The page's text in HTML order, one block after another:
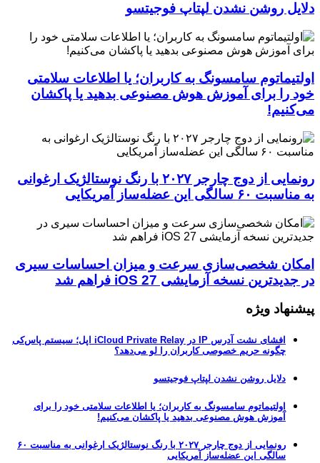
دلایل روشن نشدن لپتاپ فوجیتسو
اولتیماتوم سامسونگ به کاربران؛ یا اطلاعات سلامتی
خود را برای آموزش هوش مصنوعی بدهید یا پاکشان
می‌کنیم!
رونمایی از دوج چارجر ۲۰۲۷ با رنگ نوستالژیک ارغوانی
به مناسبت ۶۰ سالگی این عضله‌ساز آمریکایی
امکان شخصی‌سازی سرعت و میزان احساسات سیری
در جدیدترین نسخه آزمایشی iOS 27 فراهم شد
پیشنهاد ویژه
افشای نشت آدرس IP در iCloud Private Relay اپل؛ سیستم پاس‌کی
چگونه حریم خصوصی کاربران را لو می‌دهد؟
دلایل روشن نشدن لپتاپ فوجیتسو
اولتیماتوم سامسونگ به کاربران؛ یا اطلاعات سلامتی خود را برای
آموزش هوش مصنوعی بدهید یا پاکشان می‌کنیم!
رونمایی از دوج چارجر ۲۰۲۷ با رنگ نوستالژیک ارغوانی به مناسبت ۶۰
سالگی این عضله‌ساز آمریکایی